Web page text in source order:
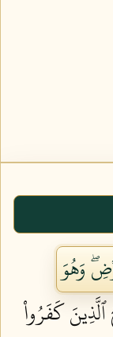
وَهُوَ
كَفَرُواْ